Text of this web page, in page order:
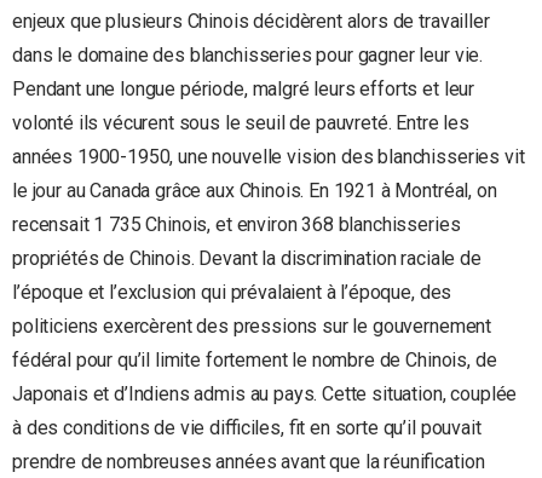
enjeux que plusieurs Chinois décidèrent alors de travailler
dans le domaine des blanchisseries pour gagner leur vie.
Pendant une longue période, malgré leurs efforts et leur
volonté ils vécurent sous le seuil de pauvreté. Entre les
années 1900-1950, une nouvelle vision des blanchisseries vit
le jour au Canada grâce aux Chinois. En 1921 à Montréal, on
recensait 1 735 Chinois, et environ 368 blanchisseries
propriétés de Chinois. Devant la discrimination raciale de
l’époque et l’exclusion qui prévalaient à l’époque, des
politiciens exercèrent des pressions sur le gouvernement
fédéral pour qu’il limite fortement le nombre de Chinois, de
Japonais et d’Indiens admis au pays. Cette situation, couplée
à des conditions de vie difficiles, fit en sorte qu’il pouvait
prendre de nombreuses années avant que la réunification